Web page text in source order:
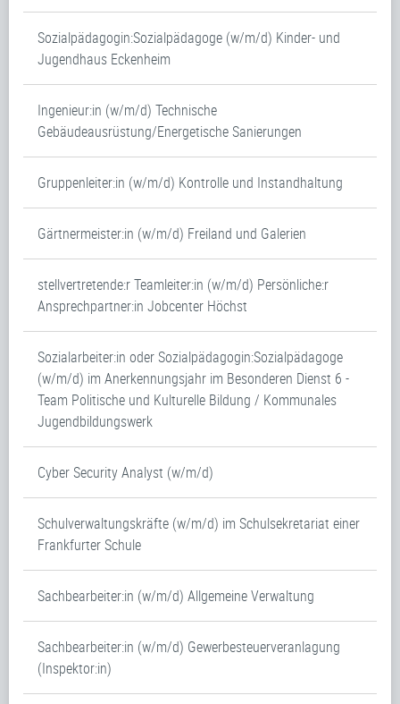
Sozialpädagogin:Sozialpädagoge (w/m/d) Kinder- und
Jugendhaus Eckenheim
Ingenieur:in (w/m/d) Technische
Gebäudeausrüstung/Energetische Sanierungen
Gruppenleiter:in (w/m/d) Kontrolle und Instandhaltung
Gärtnermeister:in (w/m/d) Freiland und Galerien
stellvertretende:r Teamleiter:in (w/m/d) Persönliche:r
Ansprechpartner:in Jobcenter Höchst
Sozialarbeiter:in oder Sozialpädagogin:Sozialpädagoge
(w/m/d) im Anerkennungsjahr im Besonderen Dienst 6 -
Team Politische und Kulturelle Bildung / Kommunales
Jugendbildungswerk
Cyber Security Analyst (w/m/d)
Schulverwaltungskräfte (w/m/d) im Schulsekretariat einer
Frankfurter Schule
Sachbearbeiter:in (w/m/d) Allgemeine Verwaltung
Sachbearbeiter:in (w/m/d) Gewerbesteuerveranlagung
(Inspektor:in)